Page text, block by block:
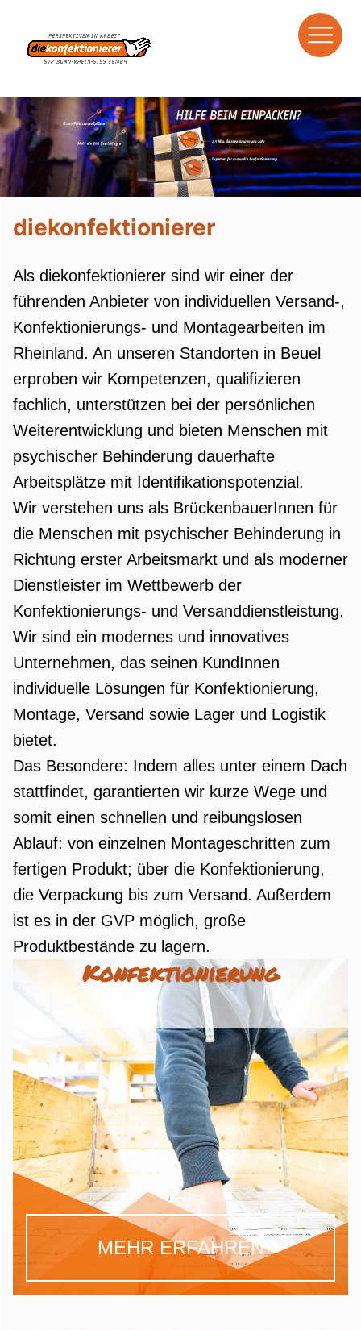
springen
diekonfektionierer
Als diekonfektionierer sind wir einer der
führenden Anbieter von individuellen Versand-,
Konfektionierungs- und Montagearbeiten im
Rheinland. An unseren Standorten in Beuel
erproben wir Kompetenzen, qualifizieren
fachlich, unterstützen bei der persönlichen
Weiterentwicklung und bieten Menschen mit
psychischer Behinderung dauerhafte
Arbeitsplätze mit Identifikationspotenzial.
Wir verstehen uns als BrückenbauerInnen für
die Menschen mit psychischer Behinderung in
Richtung erster Arbeitsmarkt und als moderner
Dienstleister im Wettbewerb der
Konfektionierungs- und Versanddienstleistung.
Wir sind ein modernes und innovatives
Unternehmen, das seinen KundInnen
individuelle Lösungen für Konfektionierung,
Montage, Versand sowie Lager und Logistik
bietet.
Das Besondere: Indem alles unter einem Dach
stattfindet, garantierten wir kurze Wege und
somit einen schnellen und reibungslosen
Ablauf: von einzelnen Montageschritten zum
fertigen Produkt; über die Konfektionierung,
die Verpackung bis zum Versand. Außerdem
ist es in der GVP möglich, große
Produktbestände zu lagern.
Konfektionierung
MEHR ERFAHREN